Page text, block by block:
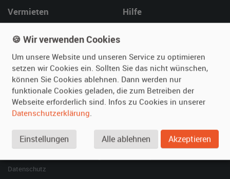
Vermieten
Fotos senden
Fragen für Vermieter
Inserat verwalten
Hilfe
Kontakt
SPECIAL
Berühmte Filmautos –
Datenschutz
🍪 Wir verwenden Cookies
Um unsere Website und unseren Service zu optimieren
setzen wir Cookies ein. Sollten Sie das nicht wünschen,
können Sie Cookies ablehnen. Dann werden nur
funktionale Cookies geladen, die zum Betreiben der
Webseite erforderlich sind. Infos zu Cookies in unserer
Datenschutzerklärung.
Einstellungen Alle ablehnen Akzeptieren